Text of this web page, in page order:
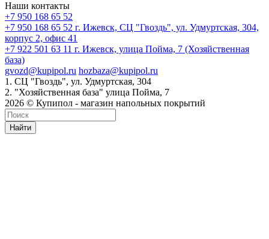
Наши контакты
+7 950 168 65 52
+7 950 168 65 52 г. Ижевск, СЦ "Гвоздь", ул. Удмуртская, 304,
корпус 2, офис 41
+7 922 501 63 11 г. Ижевск, улица Пойма, 7 (Хозяйственная
база)
gvozd@kupipol.ru hozbaza@kupipol.ru
1. СЦ "Гвоздь", ул. Удмуртская, 304
2. "Хозяйственная база" улица Пойма, 7
2026 © Купипол - магазин напольных покрытий
Найти